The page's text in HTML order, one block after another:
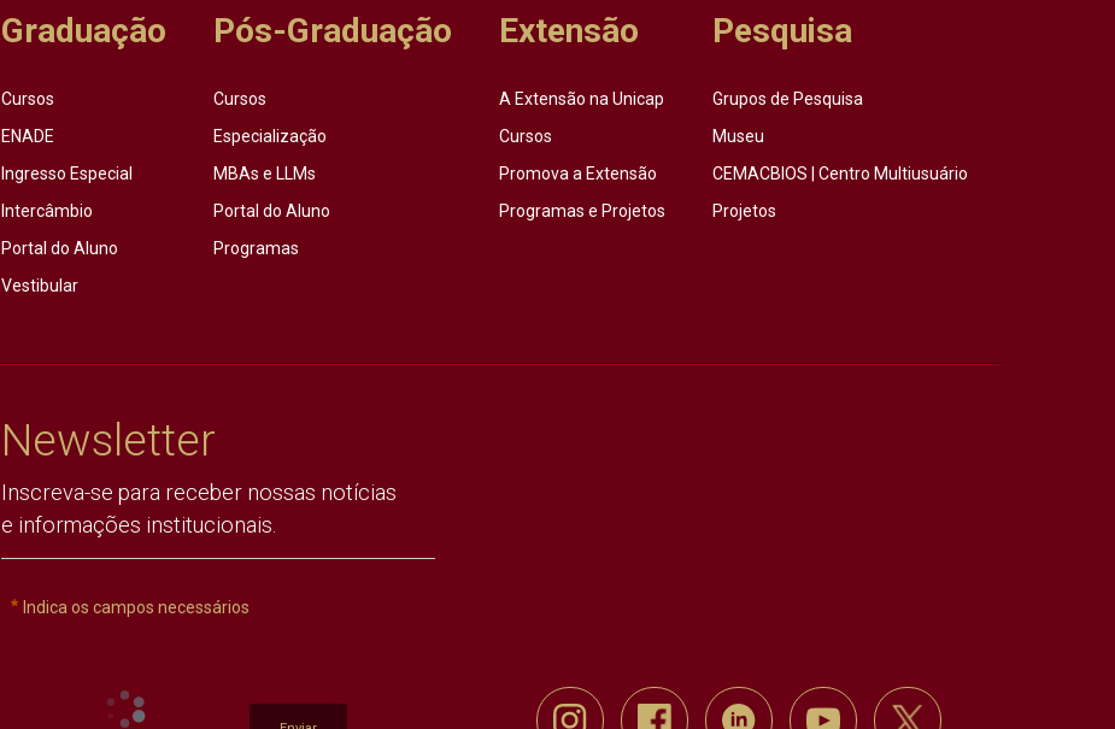
Graduação
Cursos
ENADE
Ingresso Especial
Intercâmbio
Portal do Aluno
Vestibular
Pós-Graduação
Cursos
Especialização
MBAs e LLMs
Portal do Aluno
Programas
Extensão
A Extensão na Unicap
Cursos
Promova a Extensão
Programas e Projetos
Pesquisa
Grupos de Pesquisa
Museu
CEMACBIOS | Centro Multiusuário
Projetos
Newsletter
Inscreva-se para receber nossas notícias
e informações institucionais.
Indica os campos necessários